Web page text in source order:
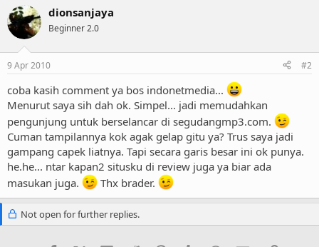
dionsanjaya
Beginner 2.0
9 Apr 2010 #2
coba kasih comment ya bos indonetmedia...
Menurut saya sih dah ok. Simpel... jadi memudahkan
pengunjung untuk berselancar di segudangmp3.com.
Cuman tampilannya kok agak gelap gitu ya? Trus saya jadi
gampang capek liatnya. Tapi secara garis besar ini ok punya.
he.he... ntar kapan2 situsku di review juga ya biar ada
masukan juga.
Thx brader.
Not open for further replies.